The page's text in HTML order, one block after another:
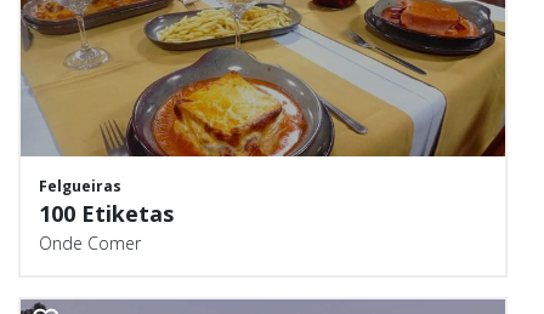
Felgueiras
100 Etiketas
Onde Comer